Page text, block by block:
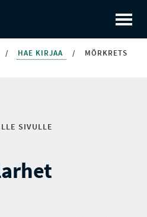
/ HAE KIRJAA /
MÖRKRETS
SIVULLE